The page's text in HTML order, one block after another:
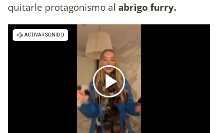
quitarle protagonismo al abrigo furry.